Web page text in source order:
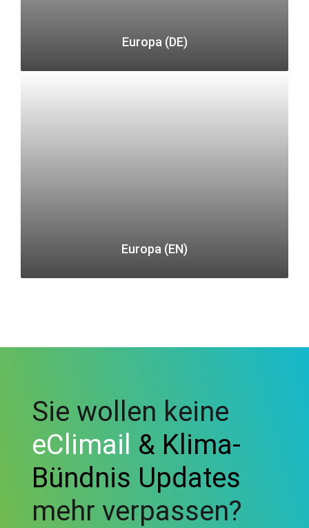
Europa (DE)
Europa (EN)
Sie wollen keine
eClimail & Klima-
Bündnis Updates
mehr verpassen?